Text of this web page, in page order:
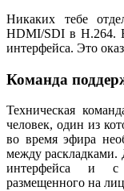
Никаких тебе
HDMI/SDI в H.264.
интерфейса. Это
Команда
Техническая
человек, один из
во время эфира
между раскладками.
интерфейса и с
размещенного на